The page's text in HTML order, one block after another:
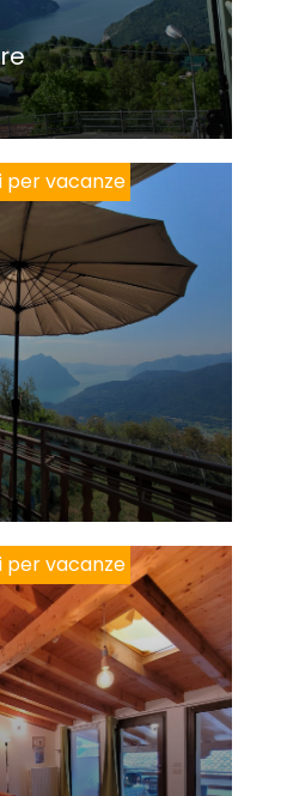
vacanze
vacanze